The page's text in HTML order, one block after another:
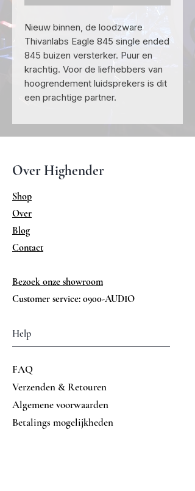
Nieuw binnen, de loodzware
Thivanlabs Eagle 845 single ended
845 buizen versterker. Puur en
krachtig. Voor de liefhebbers van
hoogrendement luidsprekers is dit
een prachtige partner.
Over Highender
Shop
Over
Blog
Contact
Bezoek onze showroom
Customer service: 0900-AUDIO
Help
FAQ
Verzenden & Retouren
Algemene voorwaarden
Betalings mogelijkheden